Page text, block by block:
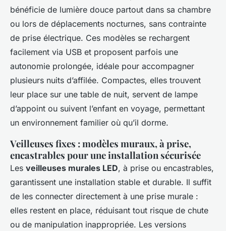
bénéficie de lumière douce partout dans sa chambre
ou lors de déplacements nocturnes, sans contrainte
de prise électrique. Ces modèles se rechargent
facilement via USB et proposent parfois une
autonomie prolongée, idéale pour accompagner
plusieurs nuits d’affilée. Compactes, elles trouvent
leur place sur une table de nuit, servent de lampe
d’appoint ou suivent l’enfant en voyage, permettant
un environnement familier où qu’il dorme.
Veilleuses fixes : modèles muraux, à prise,
encastrables pour une installation sécurisée
Les veilleuses murales LED, à prise ou encastrables,
garantissent une installation stable et durable. Il suffit
de les connecter directement à une prise murale :
elles restent en place, réduisant tout risque de chute
ou de manipulation inappropriée. Les versions